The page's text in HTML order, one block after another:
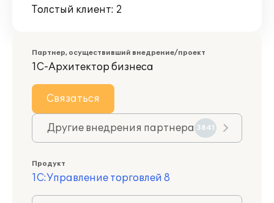
Толстый клиент: 2
Партнер, осуществивший внедрение/проект
1С-Архитектор бизнеса
Связаться
Другие внедрения партнера 3841
Продукт
1С:Управление торговлей 8